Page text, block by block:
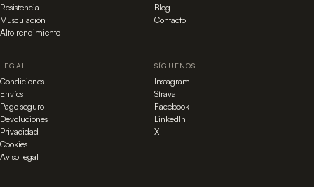
Resistencia
Musculación
Alto rendimiento
Blog
Contacto
LEGAL
Condiciones
Envíos
Pago seguro
Devoluciones
Privacidad
Cookies
Aviso legal
SÍGUENOS
Instagram
Strava
Facebook
LinkedIn
X